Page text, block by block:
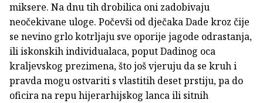
miksere. Na dnu tih drobilica oni zadobivaju
neočekivane uloge. Počevši od dječaka Dade kroz čije
se nevino grlo kotrljaju sve oporije jagode odrastanja,
ili iskonskih individualaca, poput Dadinog oca
kraljevskog prezimena, što još vjeruju da se kruh i
pravda mogu ostvariti s vlastitih deset prstiju, pa do
oficira na repu hijerarhijskog lanca ili sitnih